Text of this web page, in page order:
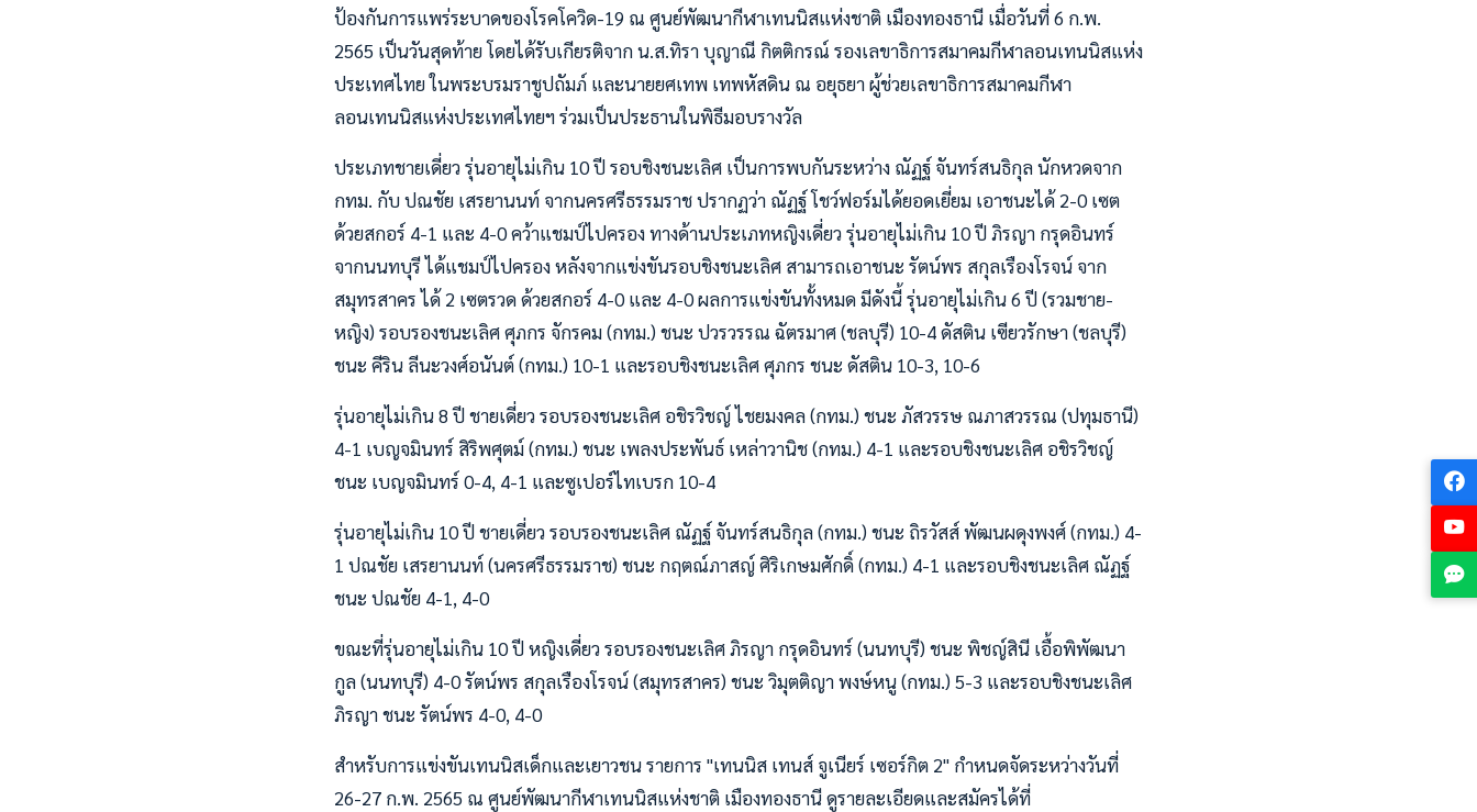
ป้องกันการแพร่ระบาดของโรคโควิด-19 ณ ศูนย์พัฒนากีฬาเทนนิสแห่งชาติ เมืองทองธานี เมื่อวันที่ 6 ก.พ.
2565 เป็นวันสุดท้าย โดยได้รับเกียรติจาก น.ส.ทิรา บุญาณี กิตติกรณ์ รองเลขาธิการสมาคมกีฬาลอนเทนนิสแห่ง
ประเทศไทย ในพระบรมราชูปถัมภ์ และนายยศเทพ เทพหัสดิน ณ อยุธยา ผู้ช่วยเลขาธิการสมาคมกีฬา
ลอนเทนนิสแห่งประเทศไทยฯ ร่วมเป็นประธานในพิธีมอบรางวัล
ประเภทชายเดี่ยว รุ่นอายุไม่เกิน 10 ปี รอบชิงชนะเลิศ เป็นการพบกันระหว่าง ณัฏฐ์ จันทร์สนธิกุล นักหวดจาก
กทม. กับ ปณชัย เสรยานนท์ จากนครศรีธรรมราช ปรากฏว่า ณัฏฐ์ โชว์ฟอร์มได้ยอดเยี่ยม เอาชนะได้ 2-0 เซต
ด้วยสกอร์ 4-1 และ 4-0 คว้าแชมป์ไปครอง ทางด้านประเภทหญิงเดี่ยว รุ่นอายุไม่เกิน 10 ปี ภิรญา กรุดอินทร์
จากนนทบุรี ได้แชมป์ไปครอง หลังจากแข่งขันรอบชิงชนะเลิศ สามารถเอาชนะ รัตน์พร สกุลเรืองโรจน์ จาก
สมุทรสาคร ได้ 2 เซตรวด ด้วยสกอร์ 4-0 และ 4-0 ผลการแข่งขันทั้งหมด มีดังนี้ รุ่นอายุไม่เกิน 6 ปี (รวมชาย-
หญิง) รอบรองชนะเลิศ ศุภกร จักรคม (กทม.) ชนะ ปวรวรรณ ฉัตรมาศ (ชลบุรี) 10-4 ดัสติน เฃียวรักษา (ชลบุรี)
ชนะ คีริน ลีนะวงศ์อนันต์ (กทม.) 10-1 และรอบชิงชนะเลิศ ศุภกร ชนะ ดัสติน 10-3, 10-6
รุ่นอายุไม่เกิน 8 ปี ชายเดี่ยว รอบรองชนะเลิศ อชิรวิชญ์ ไชยมงคล (กทม.) ชนะ ภัสวรรษ ณภาสวรรณ (ปทุมธานี)
4-1 เบญจมินทร์ สิริพศุตม์ (กทม.) ชนะ เพลงประพันธ์ เหล่าวานิช (กทม.) 4-1 และรอบชิงชนะเลิศ อชิรวิชญ์
ชนะ เบญจมินทร์ 0-4, 4-1 และซูเปอร์ไทเบรก 10-4
รุ่นอายุไม่เกิน 10 ปี ชายเดี่ยว รอบรองชนะเลิศ ณัฏฐ์ จันทร์สนธิกุล (กทม.) ชนะ ถิรวัสส์ พัฒนผดุงพงศ์ (กทม.) 4-
1 ปณชัย เสรยานนท์ (นครศรีธรรมราช) ชนะ กฤตณ์ภาสญ์ ศิริเกษมศักดิ์ (กทม.) 4-1 และรอบชิงชนะเลิศ ณัฏฐ์
ชนะ ปณชัย 4-1, 4-0
ขณะที่รุ่นอายุไม่เกิน 10 ปี หญิงเดี่ยว รอบรองชนะเลิศ ภิรญา กรุดอินทร์ (นนทบุรี) ชนะ พิชญ์สินี เอื้อพิพัฒนา
กูล (นนทบุรี) 4-0 รัตน์พร สกุลเรืองโรจน์ (สมุทรสาคร) ชนะ วิมุตติญา พงษ์หนู (กทม.) 5-3 และรอบชิงชนะเลิศ
ภิรญา ชนะ รัตน์พร 4-0, 4-0
สำหรับการแข่งขันเทนนิสเด็กและเยาวชน รายการ "เทนนิส เทนส์ จูเนียร์ เซอร์กิต 2" กำหนดจัดระหว่างวันที่
26-27 ก.พ. 2565 ณ ศูนย์พัฒนากีฬาเทนนิสแห่งชาติ เมืองทองธานี ดูรายละเอียดและสมัครได้ที่